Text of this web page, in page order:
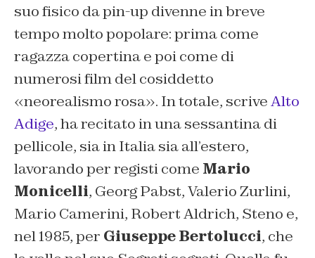
suo fisico da pin-up divenne in breve
tempo molto popolare: prima come
ragazza copertina e poi come di
numerosi film del cosiddetto
«neorealismo rosa». In totale, scriveAlto
Adige, ha recitato in una sessantina di
pellicole, sia in Italia sia all’estero,
lavorando per registi come Mario
Monicelli, Georg Pabst, Valerio Zurlini,
Mario Camerini, Robert Aldrich, Steno e,
nel 1985, per Giuseppe Bertolucci, che